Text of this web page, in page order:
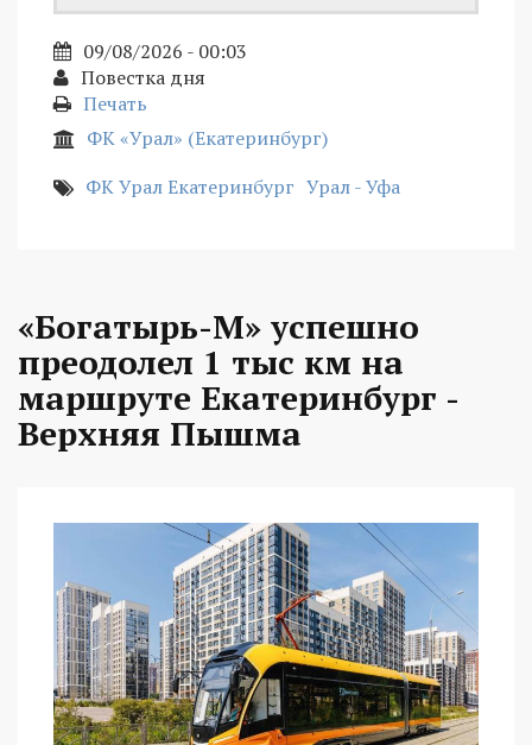
09/08/2026 - 00:03
Повестка дня
Печать
ФК «Урал» (Екатеринбург)
ФК Урал Екатеринбург Урал - Уфа
«Богатырь-М» успешно
преодолел 1 тыс км на
маршруте Екатеринбург -
Верхняя Пышма